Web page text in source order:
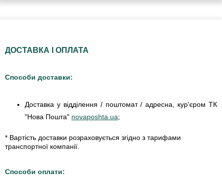
ДОСТАВКА І ОПЛАТА
Способи доставки:
Доставка у відділення / поштомат / адресна, кур'єром ТК
"Нова Пошта" novaposhta.ua;
* Вартість доставки розраховується згідно з тарифами
транспортної компанії.
Способи оплати: